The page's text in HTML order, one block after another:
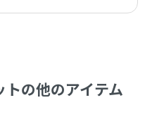
の他のアイテム